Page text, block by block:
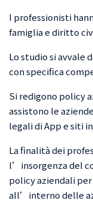
I professionisti
famiglia e diritto
Lo studio si avvale
con specifica
Si redigono policy
assistono le
legali di App e siti
La finalità dei
l’insorgenza del
policy aziendali
all’interno delle